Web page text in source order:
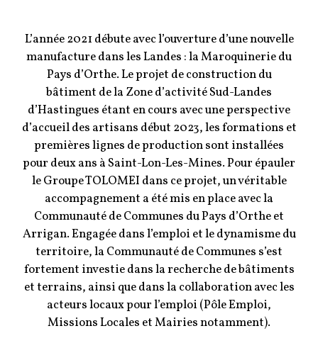
L’année 2021 débute avec l’ouverture d’une nouvelle
manufacture dans les Landes : la Maroquinerie du
Pays d’Orthe. Le projet de construction du
bâtiment de la Zone d’activité Sud-Landes
d’Hastingues étant en cours avec une perspective
d’accueil des artisans début 2023, les formations et
premières lignes de production sont installées
pour deux ans à Saint-Lon-Les-Mines. Pour épauler
le Groupe TOLOMEI dans ce projet, un véritable
accompagnement a été mis en place avec la
Communauté de Communes du Pays d’Orthe et
Arrigan. Engagée dans l’emploi et le dynamisme du
territoire, la Communauté de Communes s’est
fortement investie dans la recherche de bâtiments
et terrains, ainsi que dans la collaboration avec les
acteurs locaux pour l’emploi (Pôle Emploi,
Missions Locales et Mairies notamment).